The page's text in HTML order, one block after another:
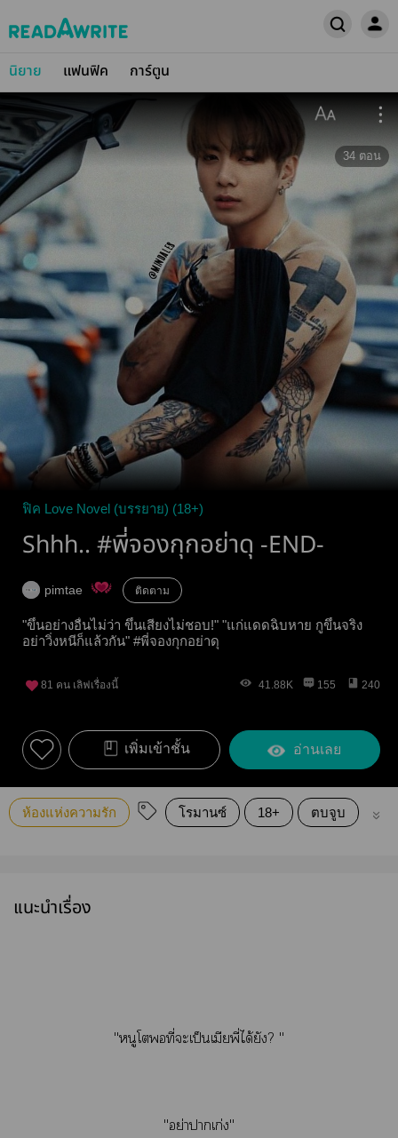
นิยาย แฟนฟิค การ์ตูน
34 ตอน
ฟิค Love Novel (บรรยาย) (18+)
Shhh.. #พี่จองกุกอย่าดุ -END-
pimtae ติดตาม
"ขึ้นอย่างอื่นไม่ว่า ขึ้นเสียงไม่ชอบ!" "แก่แดดฉิบหาย กูขึ้นจริง
อย่าวิ่งหนีก็แล้วกัน" #พี่จองกุกอย่าดุ
81 คน เลิฟเรื่องนี้ 41.88K 155 240
เพิ่มเข้าชั้น อ่านเลย
ห้องแห่งความรัก โรมานซ์ 18+ ตบจูบ
แนะนำเรื่อง
"หนูโพอที่ะเป็นเมียพี่ได้ยัง? "
"อย่าาเก่ง"